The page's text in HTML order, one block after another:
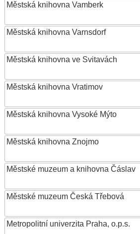
Městská knihovna Vamberk
Městská knihovna Varnsdorf
Městská knihovna ve Svitavách
Městská knihovna Vratimov
Městská knihovna Vysoké Mýto
Městská knihovna Znojmo
Městské muzeum a knihovna Čáslav
Městské muzeum Česká Třebová
Metropolitní univerzita Praha, o.p.s.